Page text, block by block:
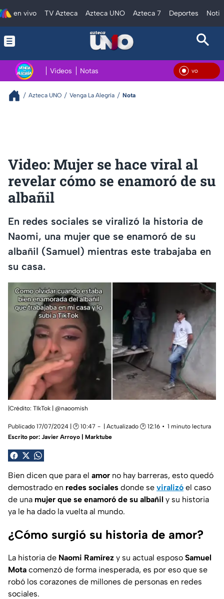
en vivo TV Azteca Azteca UNO Azteca 7 Deportes
Videos Notas En
Azteca UNO Venga La Alegría Nota
Video: Mujer se hace viral al
revelar cómo se enamoró de su
albañil
En redes sociales se viralizó la historia de
Naomi, una mujer que se enamoró de su
albañil (Samuel) mientras este trabajaba en
su casa.
|Crédito: TIkTok | @naoomish
Publicado 17/07/2024 | 🕑 10:47 | Actualizado 🕑 12:16
1 minuto lectura
Escrito por: Javier Arroyo | Marktube
Bien dicen que para el amor no hay barreras, esto quedó
demostrado en redes sociales donde se viralizó el caso
de una mujer que se enamoró de su albañil y su historia
ya le ha dado la vuelta al mundo.
¿Cómo surgió su historia de amor?
La historia de Naomi Ramírez y su actual esposo Samuel
Mota comenzó de forma inesperada, es por eso que se
robó los corazones de millones de personas en redes
sociales.